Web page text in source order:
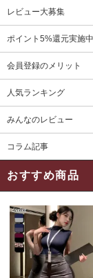
レビュー大募集
ポイント5%還元実施中
会員登録のメリット
人気ランキング
みんなのレビュー
コラム記事
おすすめ商品